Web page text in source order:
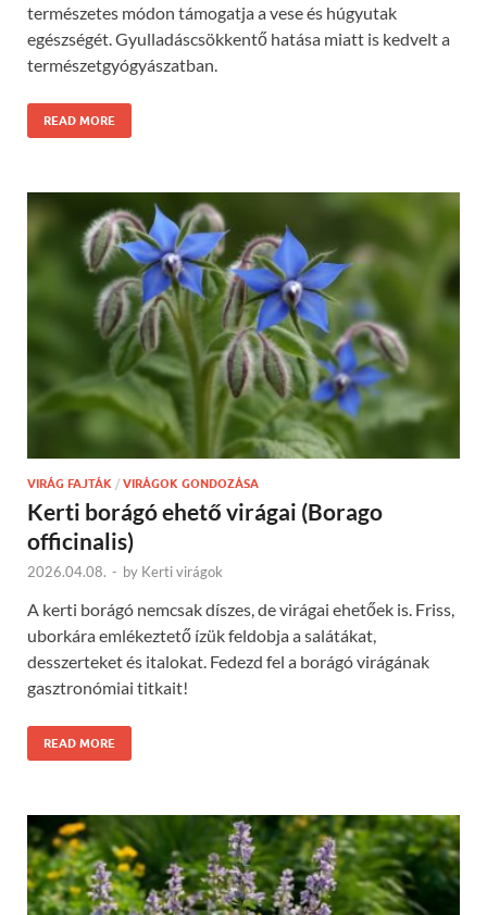
természetes módon támogatja a vese és húgyutak
egészségét. Gyulladáscsökkentő hatása miatt is kedvelt a
természetgyógyászatban.
READ MORE
VIRÁG FAJTÁK / VIRÁGOK GONDOZÁSA
Kerti borágó ehető virágai (Borago
officinalis)
2026.04.08. - by Kerti virágok
A kerti borágó nemcsak díszes, de virágai ehetőek is. Friss,
uborkára emlékeztető ízük feldobja a salátákat,
desszerteket és italokat. Fedezd fel a borágó virágának
gasztronómiai titkait!
READ MORE